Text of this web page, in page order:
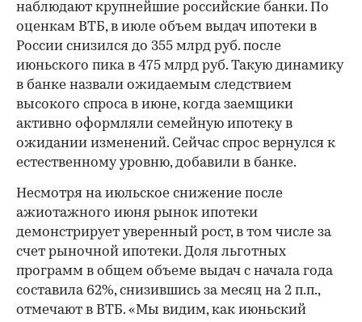
наблюдают крупнейшие российские банки. По
оценкам ВТБ, в июле объем выдач ипотеки в
России снизился до 355 млрд руб. после
июньского пика в 475 млрд руб. Такую динамику
в банке назвали ожидаемым следствием
высокого спроса в июне, когда заемщики
активно оформляли семейную ипотеку в
ожидании изменений. Сейчас спрос вернулся к
естественному уровню, добавили в банке.
Несмотря на июльское снижение после
ажиотажного июня рынок ипотеки
демонстрирует уверенный рост, в том числе за
счет рыночной ипотеки. Доля льготных
программ в общем объеме выдач с начала года
составила 62%, снизившись за месяц на 2 п.п.,
отмечают в ВТБ. «Мы видим, как июньский